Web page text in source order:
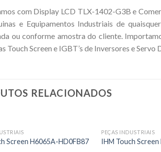
com Display LCD TLX-1402-G3B e
e Equipamentos Industriais de
ou conforme amostra do cliente.
Touch Screen e IGBT’s de Inversores e
RELACIONADOS
Screen H6065A-HD0FB87
PEÇAS INDUSTRIAIS
IHM Touch